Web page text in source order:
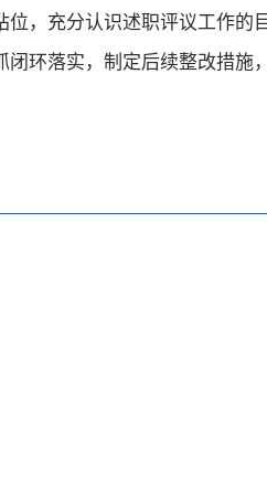
，充分认识述职评议工作的
环落实，制定后续整改措施